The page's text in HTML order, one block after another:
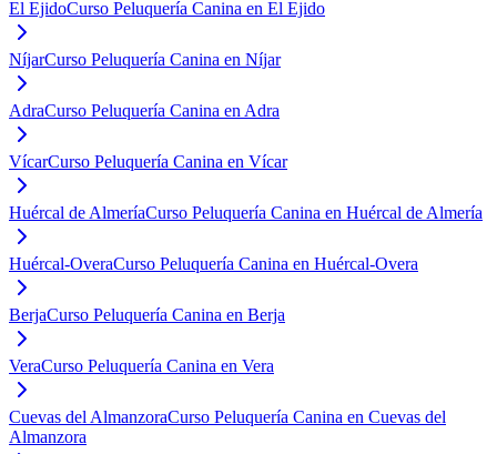
El EjidoCurso Peluquería Canina en El Ejido
NíjarCurso Peluquería Canina en Níjar
AdraCurso Peluquería Canina en Adra
VícarCurso Peluquería Canina en Vícar
Huércal de AlmeríaCurso Peluquería Canina en Huércal de Almería
Huércal-OveraCurso Peluquería Canina en Huércal-Overa
BerjaCurso Peluquería Canina en Berja
VeraCurso Peluquería Canina en Vera
Cuevas del AlmanzoraCurso Peluquería Canina en Cuevas del
Almanzora